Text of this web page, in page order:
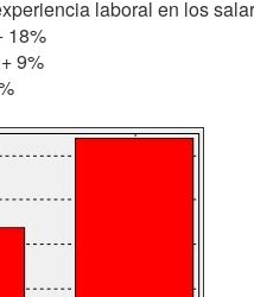
laboral en los
18%
9%